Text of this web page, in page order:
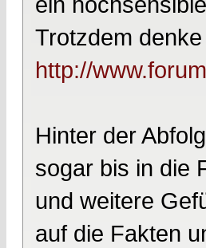
Trotzdem
http://
Hinter der
sogar bis in die
und weitere
auf die Fakten